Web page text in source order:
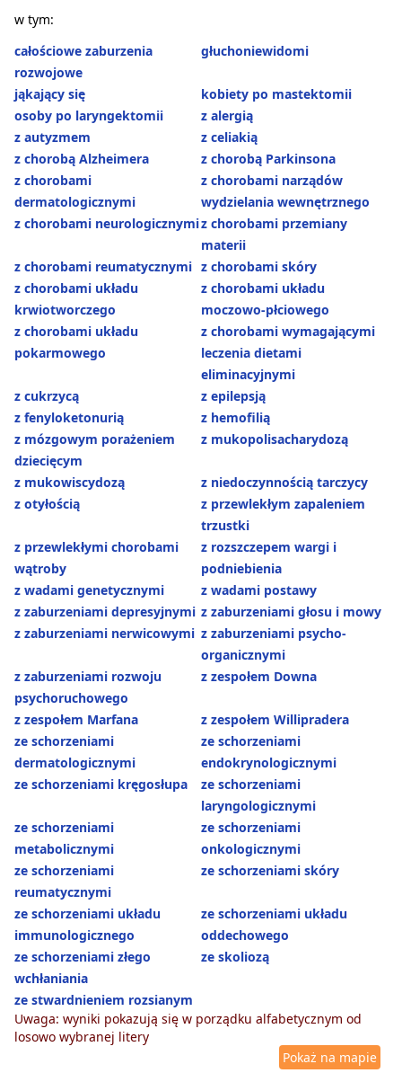
w tym:
całościowe zaburzenia
rozwojowe
głuchoniewidomi
jąkający się
kobiety po mastektomii
osoby po laryngektomii
z alergią
z autyzmem
z celiakią
z chorobą Alzheimera
z chorobą Parkinsona
z chorobami
dermatologicznymi
z chorobami narządów
wydzielania wewnętrznego
z chorobami neurologicznymiz chorobami przemiany
materii
z chorobami reumatycznymi z chorobami skóry
z chorobami układu
krwiotworczego
z chorobami układu
moczowo-płciowego
z chorobami układu
pokarmowego
z chorobami wymagającymi
leczenia dietami
eliminacyjnymi
z cukrzycą
z epilepsją
z fenyloketonurią
z hemofilią
z mózgowym porażeniem
dziecięcym
z mukopolisacharydozą
z mukowiscydozą
z niedoczynnością tarczycy
z otyłością
z przewlekłym zapaleniem
trzustki
z przewlekłymi chorobami
wątroby
z rozszczepem wargi i
podniebienia
z wadami genetycznymi
z wadami postawy
z zaburzeniami depresyjnymi z zaburzeniami głosu i mowy
z zaburzeniami nerwicowymi z zaburzeniami psycho-
organicznymi
z zaburzeniami rozwoju
psychoruchowego
z zespołem Downa
z zespołem Marfana
z zespołem Willipradera
ze schorzeniami
dermatologicznymi
ze schorzeniami
endokrynologicznymi
ze schorzeniami kręgosłupa
ze schorzeniami
laryngologicznymi
ze schorzeniami
metabolicznymi
ze schorzeniami
onkologicznymi
ze schorzeniami
reumatycznymi
ze schorzeniami skóry
ze schorzeniami układu
immunologicznego
ze schorzeniami układu
oddechowego
ze schorzeniami złego
wchłaniania
ze skoliozą
ze stwardnieniem rozsianym
Uwaga: wyniki pokazują się w porządku alfabetycznym od
losowo wybranej litery
Pokaż na mapie